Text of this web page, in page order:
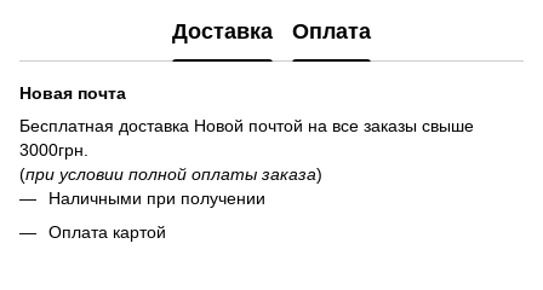
Доставка Оплата
Новая почта
Бесплатная доставка Новой почтой на все заказы свыше
3000грн.
(при условии полной оплаты заказа)
Наличными при получении
Оплата картой